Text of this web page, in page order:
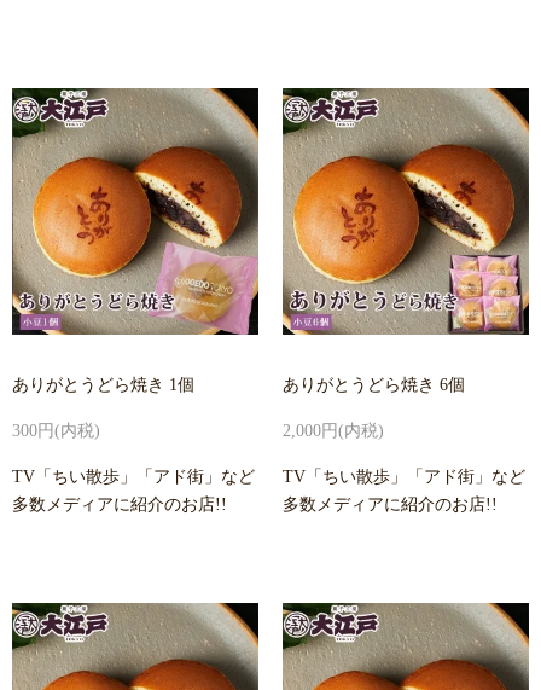
ありがとうどら焼き 1個
300円(内税)
TV「ちい散歩」「アド街」など
多数メディアに紹介のお店!!
ありがとうどら焼き 6個
2,000円(内税)
TV「ちい散歩」「アド街」など
多数メディアに紹介のお店!!